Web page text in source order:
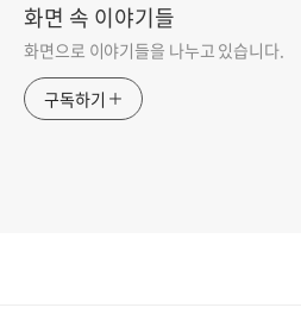
화면 속 이야기들
화면으로 이야기들을 나누고 있습니다.
구독하기